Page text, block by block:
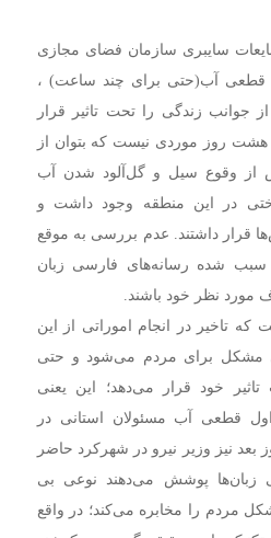
سایبری سازمان فضای مجازی
قطعی آب(حتی برای چند ساعت) ،
زندگی را تحت تاثیر قرار
هشت روز موردی نیست که بتوان از
از وقوع سیل و گل‌آلود شدن آب
در این منطقه وجود داشت و
قرار داشتند. عدم بررسی به موقع
سبب شده رسانه‌های فارسی زبان
مورد نظر خود باشند.
که تاخیر در انجام اموراتی از این
برای مردم می‌شود و حتی
خود قرار می‌دهد؛ این یعنی
قطعی آب مسئولان استانی در
نیز وزیر نیرو در شهرکرد حاضر
زبان‌ها پوشش می‌دهند نوعی بی
مردم را مخابره می‌کند؛ در واقع